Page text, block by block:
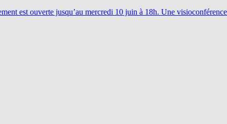
est ouverte jusqu’au mercredi 10 juin à 18h. Une visioconférence